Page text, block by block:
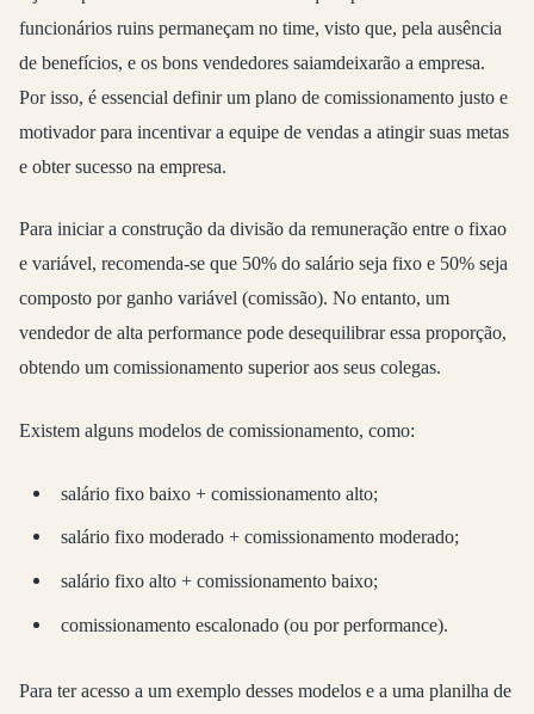
funcionários ruins permaneçam no time, visto que, pela ausência
de benefícios, e os bons vendedores saiamdeixarão a empresa.
Por isso, é essencial definir um plano de comissionamento justo e
motivador para incentivar a equipe de vendas a atingir suas metas
e obter sucesso na empresa.
Para iniciar a construção da divisão da remuneração entre o fixao
e variável, recomenda-se que 50% do salário seja fixo e 50% seja
composto por ganho variável (comissão). No entanto, um
vendedor de alta performance pode desequilibrar essa proporção,
obtendo um comissionamento superior aos seus colegas.
Existem alguns modelos de comissionamento, como:
salário fixo baixo + comissionamento alto;
salário fixo moderado + comissionamento moderado;
salário fixo alto + comissionamento baixo;
comissionamento escalonado (ou por performance).
Para ter acesso a um exemplo desses modelos e a uma planilha de